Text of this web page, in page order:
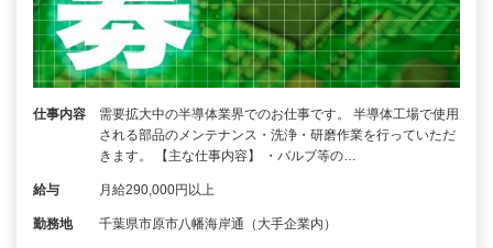
仕事内容
需要拡大中の半導体業界でのお仕事です。 半導体工場で使用
される部品のメンテナンス・洗浄・研磨作業を行っていただ
きます。 【主な仕事内容】 ・バルブ等の…
給与 月給290,000円以上
勤務地 千葉県市原市八幡海岸通（大手企業内）